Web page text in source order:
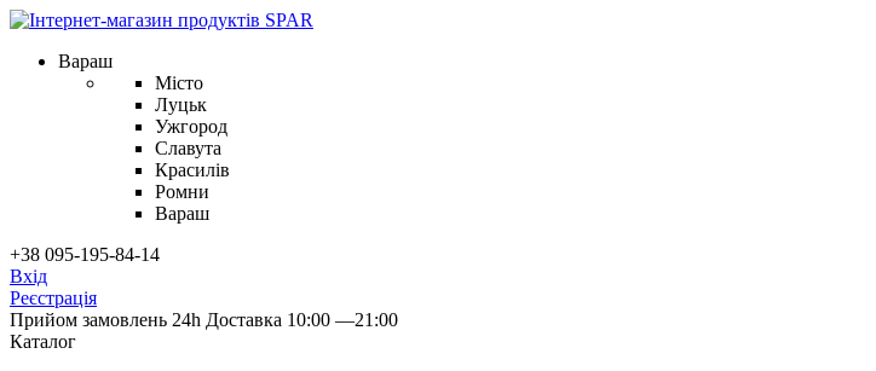
Вараш
Місто
Луцьк
Ужгород
Славута
Красилів
Ромни
Вараш
+38 095-195-84-14
Вхід
Реєстрація
Прийом замовлень 24h Доставка 10:00 —21:00
Каталог